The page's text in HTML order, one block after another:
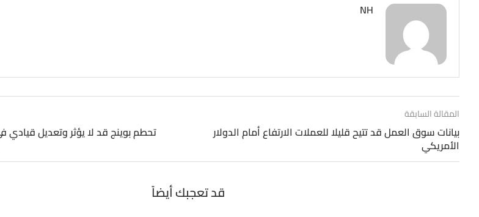
NH
المقالة السابقة
بيانات سوق العمل قد تتيح قليلا للعملات الارتفاع أمام الدولار
الأمريكي
قد تعجبك أيضاً